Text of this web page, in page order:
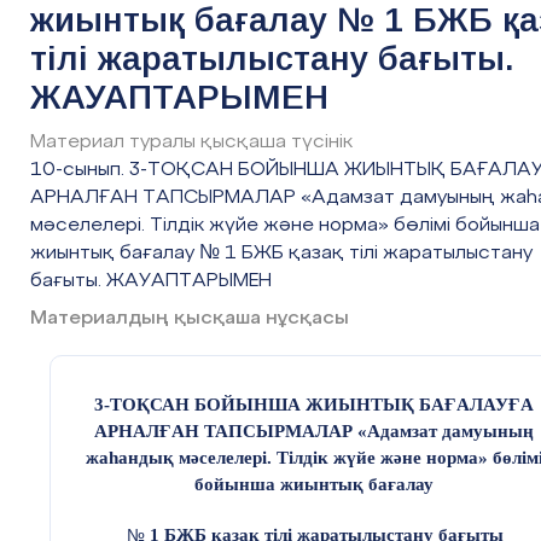
Қозғалыс – тіршіліктірегі. Спортпен айналысып,
денешынықтыру жаттығуларын жасайтын адамның жұмыс
істеу
қабілеті жоғары болады. Спорт адамның түрлі ауруға
көмектеседі: тыныс алу мүшелерінің жұмысын жақсартып,
қамтамасыз етеді.
2. Еңбек пен демалысты дұрыс ұйымдастыру. Адам өмірінде
басты орын алады. Еңбек ету арқылы адам өзіне қажетті
жағдайларды жасайды. Бірақ шектен тыс еңбек ету
демалысты дұрыс үйлестіре білу қажет. Бұл – адам ағзасындағы
3. Дұрыс тамақтана білу. Дұрыс тамақтанудың нәтижесінде ас
қорыту мүшелерінің жұмысы жақсарады, зат алмасу процестері
қалыпты жүреді. Адамның ұзақ өмір сүруіне
дұрыс тамақтанудың да әсері бар. Көбіне көкөніс, жеміс-
жиынтық бағалау № 1 БЖБ
тілі жаратылыстану бағыты.
ЖАУАПТАРЫМЕН
Материал туралы қысқаша түсінік
10-сынып. 3-ТОҚСАН БОЙЫНША ЖИЫНТЫҚ
АРНАЛҒАН ТАПСЫРМАЛАР «Адамзат дамуының
мәселелері. Тілдік жүйе және норма» бөлімі бойынша
жиынтық бағалау № 1 БЖБ қазақ тілі жаратылыстану
бағыты. ЖАУАПТАРЫМЕН
Материалдың қысқаша нұсқасы
3-ТОҚСАН БОЙЫНША ЖИЫНТЫҚ БАҒАЛАУҒА
АРНАЛҒАН ТАПСЫРМАЛАР «Адамзат дамуының
жаһандық мәселелері. Тілдік жүйе және норма»
бойынша жиынтық бағалау
№ 1 БЖБ қазақ тілі жаратылыстану бағыты